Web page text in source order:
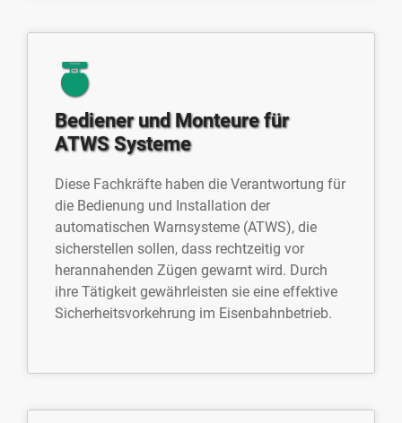
Bediener und Monteure für
ATWS Systeme
Diese Fachkräfte haben die Verantwortung für
die Bedienung und Installation der
automatischen Warnsysteme (ATWS), die
sicherstellen sollen, dass rechtzeitig vor
herannahenden Zügen gewarnt wird. Durch
ihre Tätigkeit gewährleisten sie eine effektive
Sicherheitsvorkehrung im Eisenbahnbetrieb.